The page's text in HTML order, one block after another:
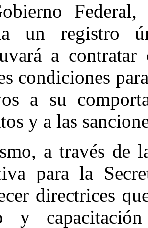
un registro
a
condiciones
a su
y a las
a través de
para la
directrices
y